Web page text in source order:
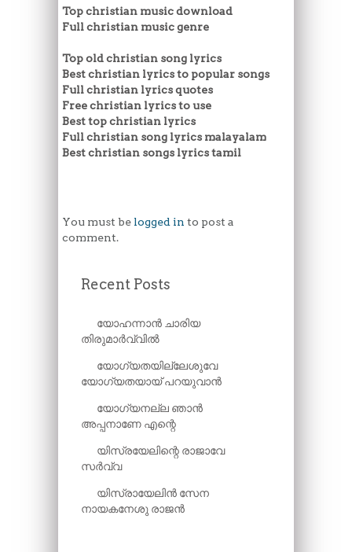
Top christian music download
Full christian music genre
Top old christian song lyrics
Best christian lyrics to popular songs
Full christian lyrics quotes
Free christian lyrics to use
Best top christian lyrics
Full christian song lyrics malayalam
Best christian songs lyrics tamil
You must be logged in to post a
comment.
Recent Posts
യോഹന്നാൻ ചാരിയ
തിരുമാർവ്വിൽ
യോഗ്യതയില്ലേശുവേ
യോഗ്യതയായ് പറയുവാൻ
യോഗ്യനല്ല ഞാൻ
അപ്പനാണേ എന്റെ
യിസ്രയേലിന്റെ രാജാവേ
സർവ്വ
യിസ്രായേലിൻ സേന
നായകനേശു രാജൻ